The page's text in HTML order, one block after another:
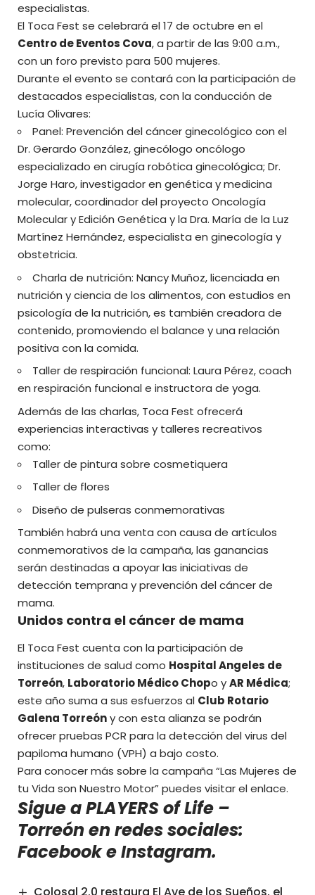
especialistas.
El Toca Fest se celebrará el 17 de octubre en el
Centro de Eventos Cova, a partir de las 9:00 a.m.,
con un foro previsto para 500 mujeres.
Durante el evento se contará con la participación de
destacados especialistas, con la conducción de
Lucía Olivares:
Panel: Prevención del cáncer ginecológico con el
Dr. Gerardo González, ginecólogo oncólogo
especializado en cirugía robótica ginecológica; Dr.
Jorge Haro, investigador en genética y medicina
molecular, coordinador del proyecto Oncología
Molecular y Edición Genética y la Dra. María de la Luz
Martínez Hernández, especialista en ginecología y
obstetricia.
Charla de nutrición: Nancy Muñoz, licenciada en
nutrición y ciencia de los alimentos, con estudios en
psicología de la nutrición, es también creadora de
contenido, promoviendo el balance y una relación
positiva con la comida.
Taller de respiración funcional: Laura Pérez, coach
en respiración funcional e instructora de yoga.
Además de las charlas, Toca Fest ofrecerá
experiencias interactivas y talleres recreativos
como:
Taller de pintura sobre cosmetiquera
Taller de flores
Diseño de pulseras conmemorativas
También habrá una venta con causa de artículos
conmemorativos de la campaña, las ganancias
serán destinadas a apoyar las iniciativas de
detección temprana y prevención del cáncer de
mama.
Unidos contra el cáncer de mama
El Toca Fest cuenta con la participación de
instituciones de salud como Hospital Angeles de
Torreón, Laboratorio Médico Chopo yAR Médica;
este año suma a sus esfuerzos al Club Rotario
Galena Torreóny con esta alianza se podrán
ofrecer pruebas PCR para la detección del virus del
papiloma humano (VPH) a bajo costo.
Para conocer más sobre la campaña “Las Mujeres de
tu Vida son Nuestro Motor” puedes visitar elenlace.
Sigue a PLAYERS of Life –
Torreón en redes sociales:
FacebookeInstagram.
Colosal 2.0 restaura El Ave de los Sueños, el